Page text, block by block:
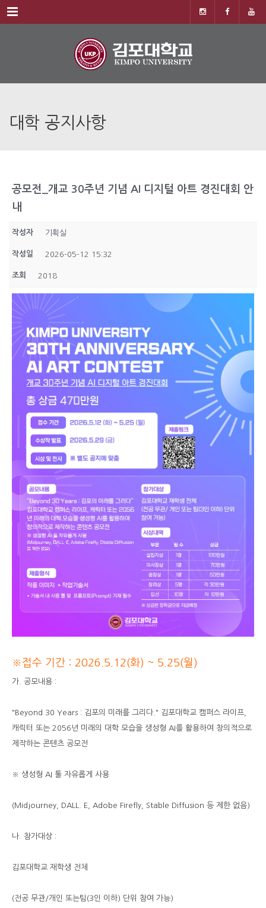
Menu
대학 공지사항
공모전_개교 30주년 기념 AI 디지털 아트 경진대회 안
내
작성자 기획실
작성일 2026-05-12 15:32
조회 2018
※접수 기간 : 2026.5.12(화) ~ 5.25(월)
가. 공모내용 :
"Beyond 30 Years : 김포의 미래를 그리다." 김포대학교 캠퍼스 라이프,
캐릭터 또는 2056년 미래의 대학 모습을 생성형 AI를 활용하여 창의적으로
제작하는 콘텐츠 공모전
※ 생성형 AI 툴 자유롭게 사용
(Midjourney, DALL. E, Adobe Firefly, Stable Diffusion 등 제한 없음)
나. 참가대상 :
김포대학교 재학생 전체
(전공 무관/개인 또는팀(3인 이하) 단위 참여 가능)